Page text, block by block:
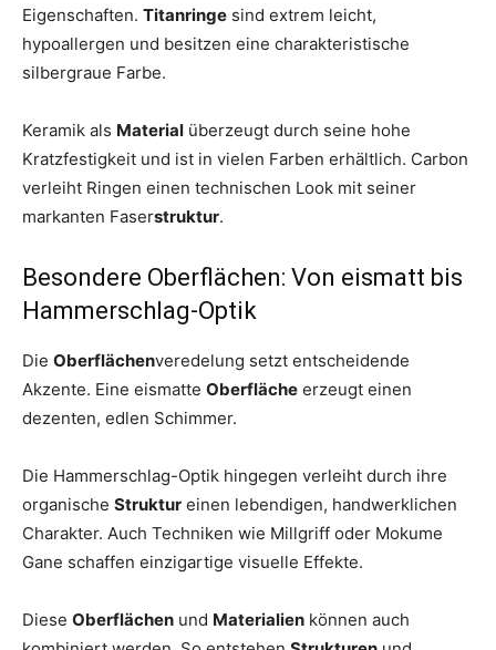
Eigenschaften. Titanringe sind extrem leicht,
hypoallergen und besitzen eine charakteristische
silbergraue Farbe.
Keramik als Material überzeugt durch seine hohe
Kratzfestigkeit und ist in vielen Farben erhältlich. Carbon
verleiht Ringen einen technischen Look mit seiner
markanten Faserstruktur.
Besondere Oberflächen: Von eismatt bis
Hammerschlag-Optik
Die Oberflächenveredelung setzt entscheidende
Akzente. Eine eismatte Oberfläche erzeugt einen
dezenten, edlen Schimmer.
Die Hammerschlag-Optik hingegen verleiht durch ihre
organische Struktur einen lebendigen, handwerklichen
Charakter. Auch Techniken wie Millgriff oder Mokume
Gane schaffen einzigartige visuelle Effekte.
Diese Oberflächen und Materialien können auch